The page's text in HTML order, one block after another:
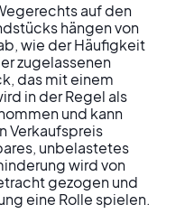
auf den
hängen von
wie der Häufigkeit
zugelassenen
das mit einem
in der Regel als
und kann
Verkaufspreis
unbelastetes
wird von
gezogen und
eine Rolle spielen.